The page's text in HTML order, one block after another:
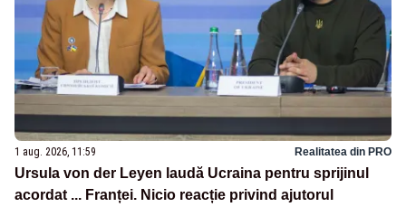
1 aug. 2026, 11:59 Realitatea din PRO
Ursula von der Leyen laudă Ucraina pentru sprijinul
acordat ... Franței. Nicio reacție privind ajutorul